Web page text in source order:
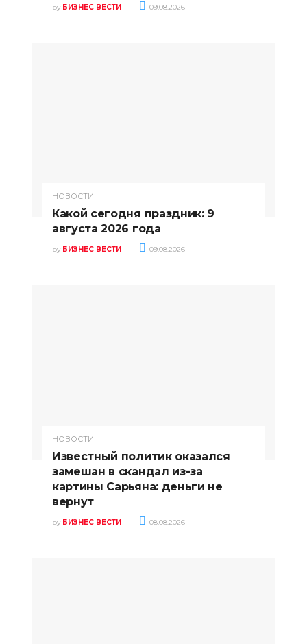
by БИЗНЕС ВЕСТИ 09.08.2026
НОВОСТИ
Какой сегодня праздник: 9
августа 2026 года
by БИЗНЕС ВЕСТИ 09.08.2026
НОВОСТИ
Известный политик оказался
замешан в скандал из-за
картины Сарьяна: деньги не
вернут
by БИЗНЕС ВЕСТИ 08.08.2026